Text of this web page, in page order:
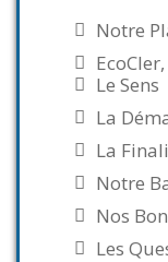
Notre
Le Sens
La
La
Notre
Nos
Les